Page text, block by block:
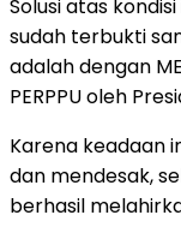
Solusi atas
sudah terbukti
adalah dengan
PERPPU oleh
Karena keadaan
dan mendesak,
berhasil